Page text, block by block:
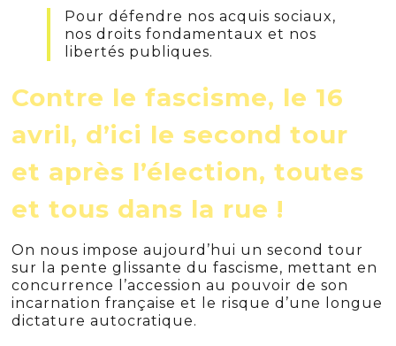
Pour défendre nos acquis sociaux,
nos droits fondamentaux et nos
libertés publiques.
Contre le fascisme, le 16
avril, d’ici le second tour
et après l’élection, toutes
et tous dans la rue !
On nous impose aujourd’hui un second tour
sur la pente glissante du fascisme, mettant en
concurrence l’accession au pouvoir de son
incarnation française et le risque d’une longue
dictature autocratique.